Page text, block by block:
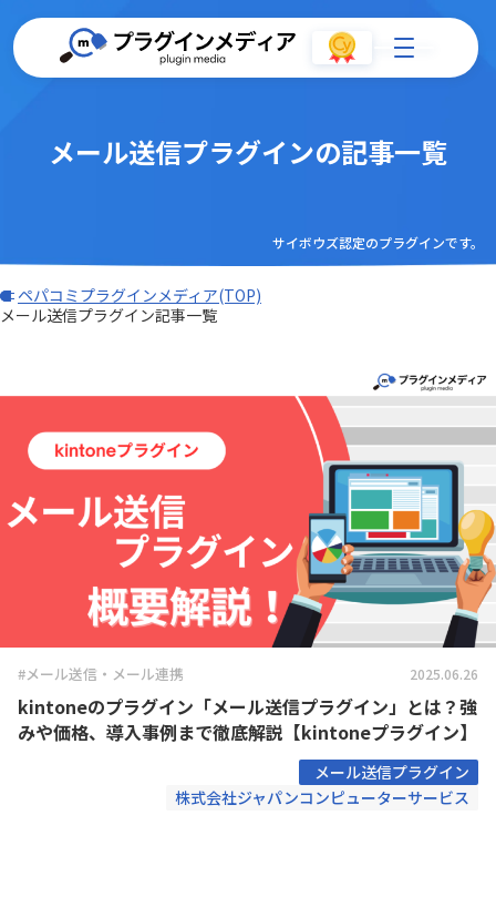
メール送信プラグインの記事一覧
サイボウズ認定のプラグインです。
ペパコミプラグインメディア(TOP)
メール送信プラグイン記事一覧
#メール送信・メール連携 2025.06.26
kintoneのプラグイン「メール送信プラグイン」とは？強
みや価格、導入事例まで徹底解説【kintoneプラグイン】
メール送信プラグイン
株式会社ジャパンコンピューターサービス